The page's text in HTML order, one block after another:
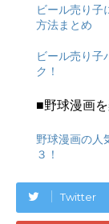
ビール売り子
方法まとめ
ビール売り子
ク！
■野球漫画
野球漫画の人
３！
Twitter